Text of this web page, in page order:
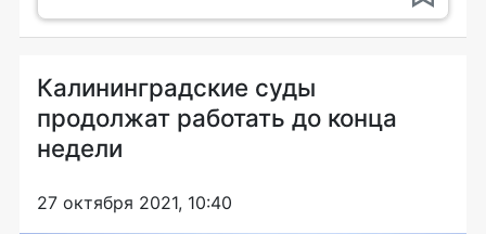
Калининградские суды
продолжат работать до конца
недели
27 октября 2021, 10:40